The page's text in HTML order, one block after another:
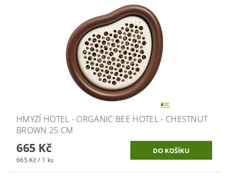
HMYZÍ HOTEL - ORGANIC BEE HOTEL - CHESTNUT
BROWN 25 CM
665 Kč
665 Kč / 1 ks